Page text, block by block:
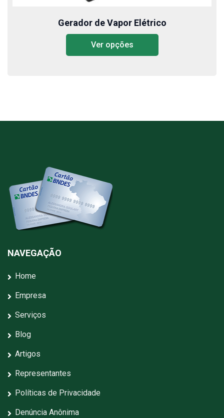
Gerador de Vapor Elétrico
Ver opções
NAVEGAÇÃO
Home
Empresa
Serviços
Blog
Artigos
Representantes
Políticas de Privacidade
Denúncia Anônima